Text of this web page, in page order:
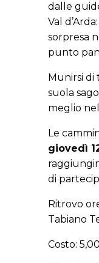
dalle
Val
sorpresa
punto
Munirsi di
suola
meglio
Le
giovedì
di
Ritrovo
Tabiano
Costo: